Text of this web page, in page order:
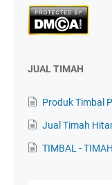
JUAL TIMAH
Produk Timbal
Jual Timah
TIMBAL -